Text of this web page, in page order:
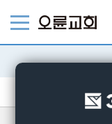
수요예배